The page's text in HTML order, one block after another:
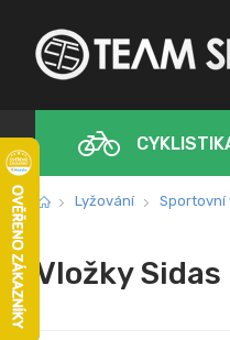
Lyžování Sportovní
Vložky Sidas